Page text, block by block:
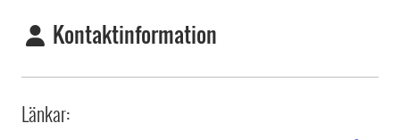
Kontaktinformation
Länkar: